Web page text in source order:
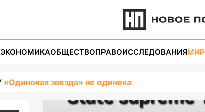
ЭКОНОМИКАОБЩЕСТВОПРАВОИССЛЕДОВАНИЯМИР
«Одинокая звезда» не одинока